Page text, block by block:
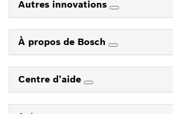
Autres innovations
À propos de Bosch
Centre d’aide